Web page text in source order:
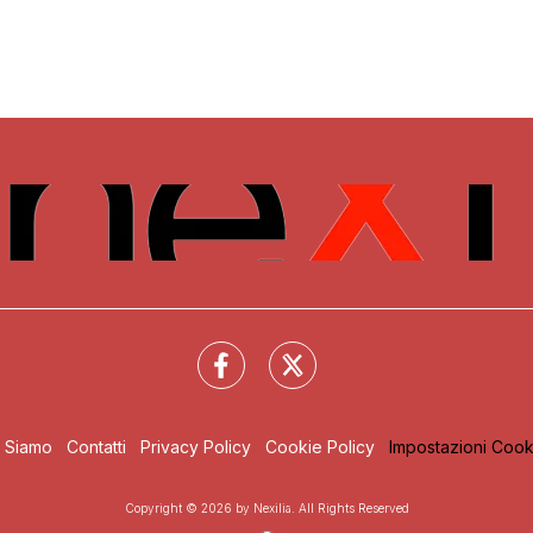
Siamo Contatti Privacy Policy Cookie Policy Impostazioni
Copyright © 2026 by Nexilia. All Rights Reserved